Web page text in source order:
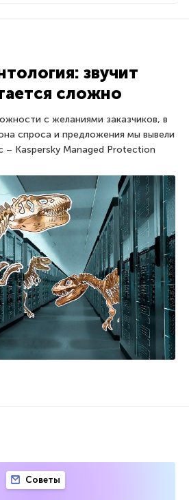
звучит
сложно
с желаниями заказчиков, в
спроса и предложения мы вывели
– Kaspersky Managed Protection
Советы